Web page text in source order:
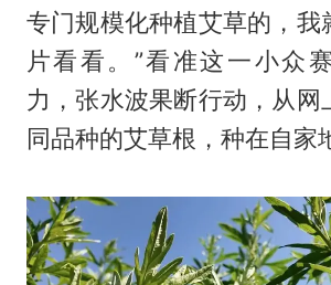
专门规模化种植艾草的，我
片看看。”看准这一小众
力，张水波果断行动，从网
同品种的艾草根，种在自家